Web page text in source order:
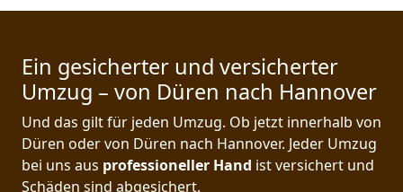
Ein gesicherter und versicherter
Umzug – von Düren nach Hannover
Und das gilt für jeden Umzug. Ob jetzt innerhalb von
Düren oder von Düren nach Hannover. Jeder Umzug
bei uns aus professioneller Hand ist versichert und
Schäden sind abgesichert.